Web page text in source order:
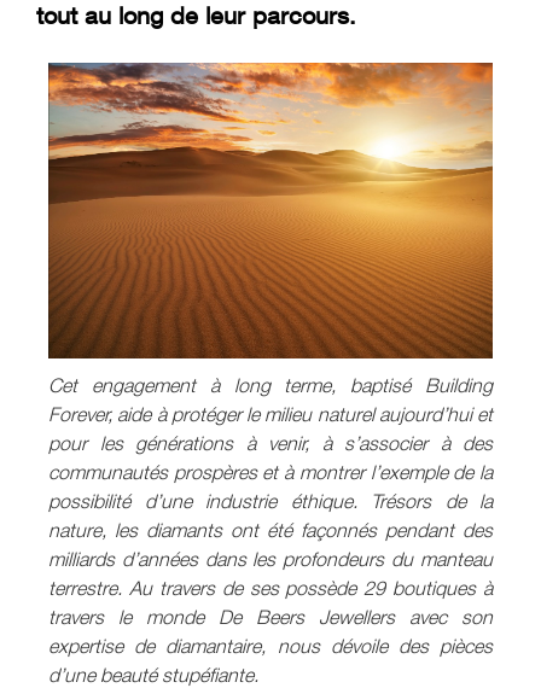
tout au long de leur parcours.
Cet engagement à long terme, baptisé Building
Forever, aide à protéger le milieu naturel aujourd’hui et
pour les générations à venir, à s’associer à des
communautés prospères et à montrer l’exemple de la
possibilité d’une industrie éthique. Trésors de la
nature, les diamants ont été façonnés pendant des
milliards d’années dans les profondeurs du manteau
terrestre. Au travers de ses possède 29 boutiques à
travers le monde De Beers Jewellers avec son
expertise de diamantaire, nous dévoile des pièces
d’une beauté stupéfiante.